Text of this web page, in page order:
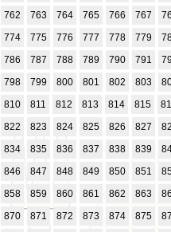
762 763 764 765 766 767
774 775 776 777 778 779
786 787 788 789 790 791
798 799 800 801 802 803
810 811 812 813 814 815
822 823 824 825 826 827
834 835 836 837 838 839
846 847 848 849 850 851
858 859 860 861 862 863
870 871 872 873 874 875